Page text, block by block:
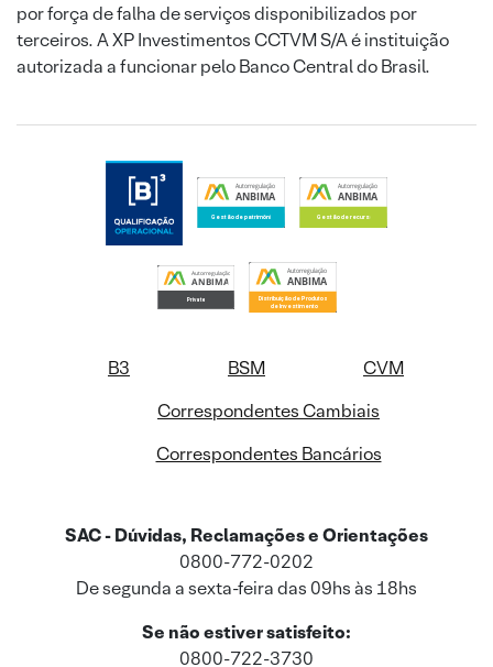
por força de falha de serviços disponibilizados por
terceiros. A XP Investimentos CCTVM S/A é instituição
autorizada a funcionar pelo Banco Central do Brasil.
B3 BSM
CVM
Correspondentes Cambiais
Correspondentes Bancários
SAC - Dúvidas, Reclamações e Orientações
0800-772-0202
De segunda a sexta-feira das 09hs às 18hs
Se não estiver satisfeito:
0800-722-3730